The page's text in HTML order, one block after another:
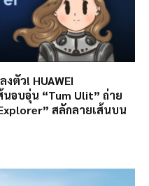
ตัว! HUAWEI
อบอุ่น “Tum Ulit” ถ่าย
สลักลายเส้นบน